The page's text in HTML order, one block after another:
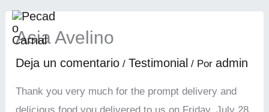
Asia Avelino
Deja un comentario /Testimonial / Poradmin
Thank you very much for the prompt delivery and
delicious food you delivered to us on Friday, July 28